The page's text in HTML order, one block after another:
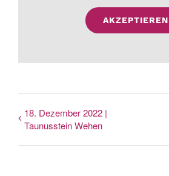
AKZEPTIEREN
18. Dezember 2022 |
Taunusstein Wehen